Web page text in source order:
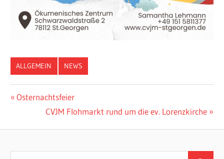
ALLGEMEIN NEWS
Beitragsnavigation
Vorheriger
Osternachtsfeier
Nächster
CVJM Flohmarkt rund um die ev. Lorenzkirche